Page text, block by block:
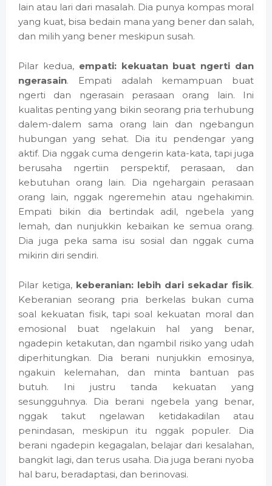
lain atau lari dari masalah. Dia punya kompas moral
yang kuat, bisa bedain mana yang bener dan salah,
dan milih yang bener meskipun susah.
Pilar kedua, empati: kekuatan buat ngerti dan
ngerasain. Empati adalah kemampuan buat
ngerti dan ngerasain perasaan orang lain. Ini
kualitas penting yang bikin seorang pria terhubung
dalem-dalem sama orang lain dan ngebangun
hubungan yang sehat. Dia itu pendengar yang
aktif. Dia nggak cuma dengerin kata-kata, tapi juga
berusaha ngertiin perspektif, perasaan, dan
kebutuhan orang lain. Dia ngehargain perasaan
orang lain, nggak ngeremehin atau ngehakimin.
Empati bikin dia bertindak adil, ngebela yang
lemah, dan nunjukkin kebaikan ke semua orang.
Dia juga peka sama isu sosial dan nggak cuma
mikirin diri sendiri.
Pilar ketiga, keberanian: lebih dari sekadar fisik.
Keberanian seorang pria berkelas bukan cuma
soal kekuatan fisik, tapi soal kekuatan moral dan
emosional buat ngelakuin hal yang benar,
ngadepin ketakutan, dan ngambil risiko yang udah
diperhitungkan. Dia berani nunjukkin emosinya,
ngakuin kelemahan, dan minta bantuan pas
butuh. Ini justru tanda kekuatan yang
sesungguhnya. Dia berani ngebela yang benar,
nggak takut ngelawan ketidakadilan atau
penindasan, meskipun itu nggak populer. Dia
berani ngadepin kegagalan, belajar dari kesalahan,
bangkit lagi, dan terus usaha. Dia juga berani nyoba
hal baru, beradaptasi, dan berinovasi.